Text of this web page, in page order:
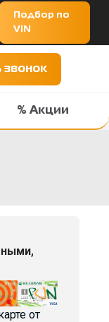
Подбор по
VIN
звонок
% Акции
от